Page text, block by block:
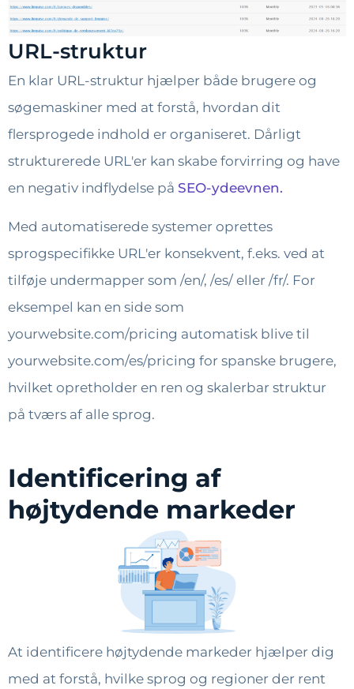
URL-struktur
En klar URL-struktur hjælper både brugere og
søgemaskiner med at forstå, hvordan dit
flersprogede indhold er organiseret. Dårligt
strukturerede URL'er kan skabe forvirring og have
en negativ indflydelse på SEO-ydeevnen.
Med automatiserede systemer oprettes
sprogspecifikke URL'er konsekvent, f.eks. ved at
tilføje undermapper som /en/, /es/ eller /fr/. For
eksempel kan en side som
yourwebsite.com/pricing automatisk blive til
yourwebsite.com/es/pricing for spanske brugere,
hvilket opretholder en ren og skalerbar struktur
på tværs af alle sprog.
Identificering af
højtydende markeder
At identificere højtydende markeder hjælper dig
med at forstå, hvilke sprog og regioner der rent